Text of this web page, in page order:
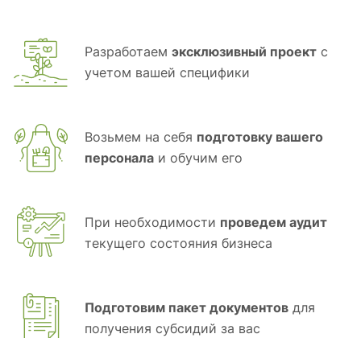
Разработаем эксклюзивный проект с
учетом вашей специфики
Возьмем на себя подготовку вашего
персонала и обучим его
При необходимости проведем аудит
текущего состояния бизнеса
Подготовим пакет документов для
получения субсидий за вас